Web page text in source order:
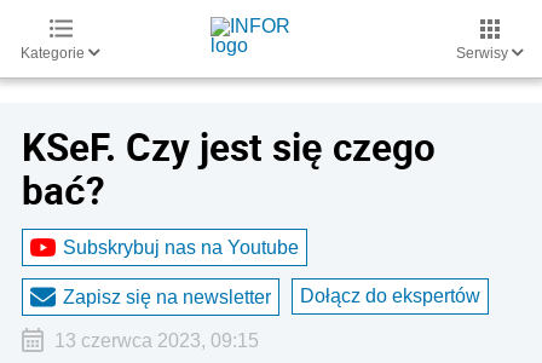
Kategorie Serwisy
KSeF. Czy jest się czego
bać?
Subskrybuj nas na Youtube
Zapisz się na newsletter Dołącz do ekspertów
13 czerwca 2023, 09:15